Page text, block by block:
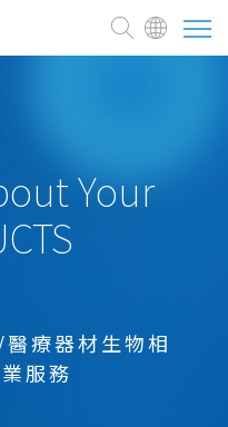
Your
療器材生物相
服務